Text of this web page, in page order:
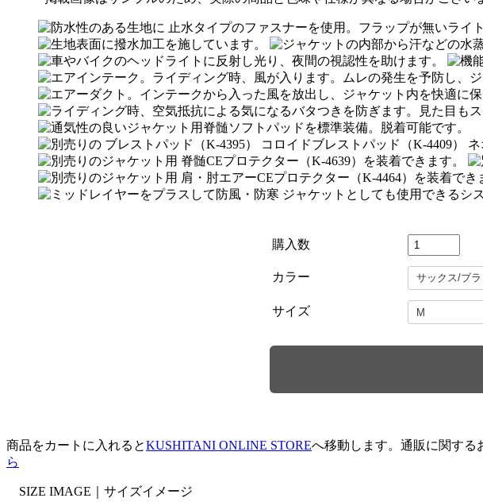
購入数
カラー
サイズ
商品をカートに入れるとKUSHITANI ONLINE STOREへ移動します。通販に関する
ら
SIZE IMAGE｜ サイズイメージ